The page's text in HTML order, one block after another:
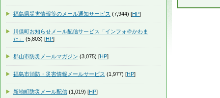
福島県災害情報等のメール通知サービス (7,944) [HP]
川俣町お知らせメール配信サービス「インフォ＠かわま
た」
(5,803) [HP]
郡山市防災メールマガジン (3,075) [HP]
福島市消防・災害情報メールサービス (1,977) [HP]
新地町防災メール配信 (1,019) [HP]